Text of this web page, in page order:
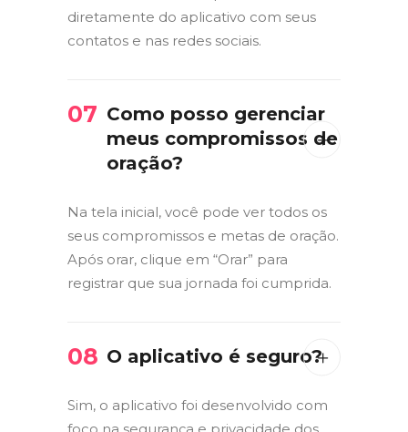
diretamente do aplicativo com seus
contatos e nas redes sociais.
07 Como posso gerenciar
meus compromissos de
oração?
Na tela inicial, você pode ver todos os
seus compromissos e metas de oração.
Após orar, clique em “Orar” para
registrar que sua jornada foi cumprida.
08 O aplicativo é seguro?
Sim, o aplicativo foi desenvolvido com